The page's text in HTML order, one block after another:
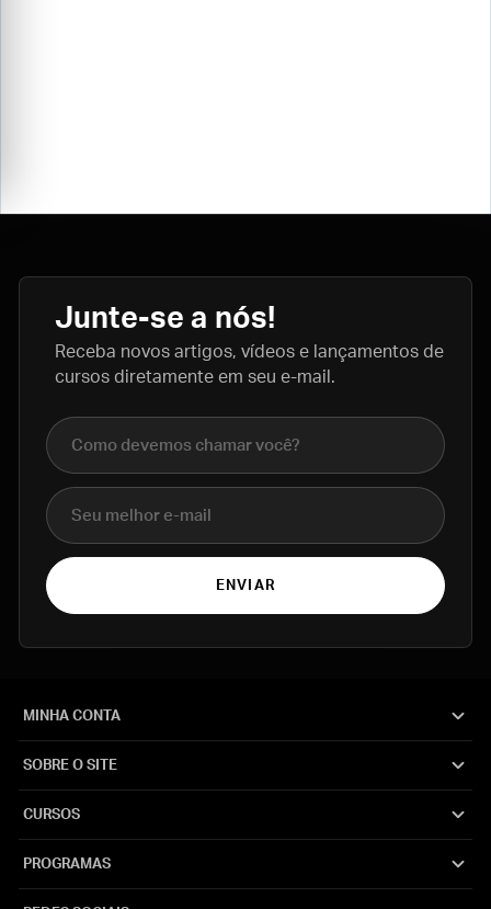
Junte-se a nós!
Receba novos artigos, vídeos e lançamentos de
cursos diretamente em seu e-mail.
Nome completo
E-mail
ENVIAR
MINHA CONTA
SOBRE O SITE
CURSOS
PROGRAMAS